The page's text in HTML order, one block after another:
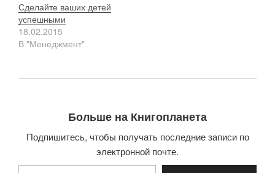
Сделайте ваших детей
успешными
18.02.2015
В "Менеджмент"
Больше на Книгопланета
Подпишитесь, чтобы получать последние записи по
электронной почте.
Введите адрес электронной почты…